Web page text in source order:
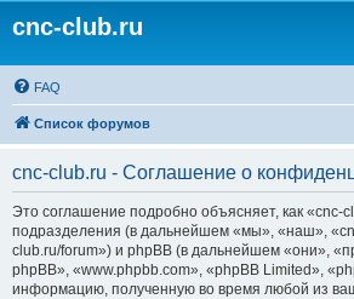
cnc-club.ru
FAQ
Список форумов
cnc-club.ru - Соглашение о
Это соглашение подробно объясняет, как «cnc-
подразделения (в дальнейшем «мы», «наш»,
club.ru/forum») и phpBB (в дальнейшем «они»,
phpBB», «www.phpbb.com», «phpBB Limited»,
информацию, полученную во время любой из